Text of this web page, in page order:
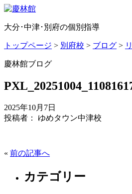
大分･中津･別府の個別指導
トップページ > 別府校 > ブログ >
慶林館ブログ
2025年10月7日
投稿者： ゆめタウン中津校
« 前の記事へ
カテゴリー